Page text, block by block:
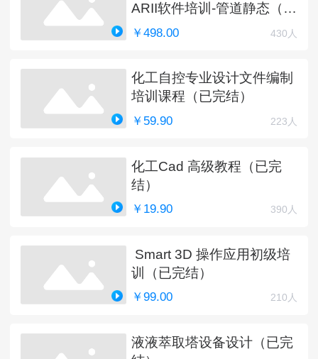
ARII软件培训-管道静态（完
结）
￥498.00 430人
化工自控专业设计文件编制
培训课程（已完结）
￥59.90 223人
化工Cad 高级教程（已完
结）
￥19.90 390人
Smart 3D 操作应用初级培
训（已完结）
￥99.00 210人
液液萃取塔设备设计（已完